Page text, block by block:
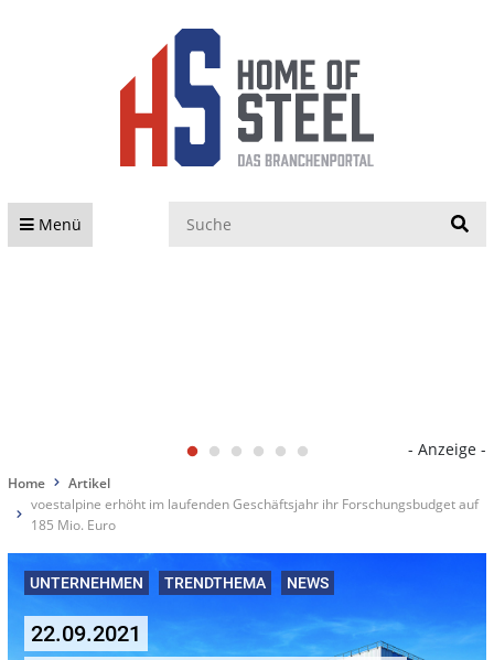
Menü
- Anzeige -
Home
Artikel
voestalpine erhöht im laufenden Geschäftsjahr ihr Forschungsbudget auf
185 Mio. Euro
UNTERNEHMEN TRENDTHEMA NEWS
22.09.2021